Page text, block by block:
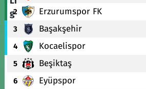
2 Erzurumspor FK
3 Başakşehir
4 Kocaelispor
5 Beşiktaş
6 Eyüpspor